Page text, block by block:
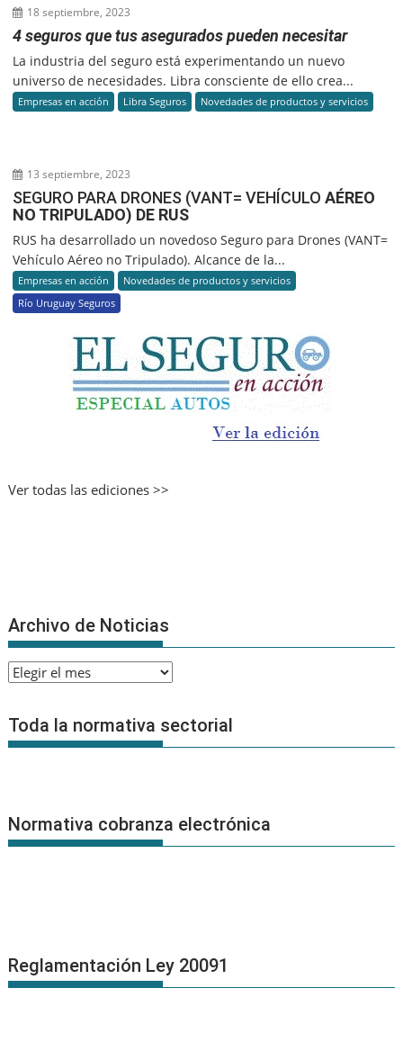
18 septiembre, 2023
4 seguros que tus asegurados pueden necesitar
La industria del seguro está experimentando un nuevo
universo de necesidades. Libra consciente de ello crea...
Empresas en acción Libra Seguros Novedades de productos y servicios
13 septiembre, 2023
SEGURO PARA DRONES (VANT= VEHÍCULOAÉREO
NO TRIPULADO) DE RUS
RUS ha desarrollado un novedoso Seguro para Drones (VANT=
Vehículo Aéreo no Tripulado). Alcance de la...
Empresas en acción
Novedades de productos y servicios
Río Uruguay Seguros
Ver todas las ediciones >>
Archivo de Noticias
Archivo
Noticias
Toda la normativa sectorial
Normativa cobranza electrónica
Reglamentación Ley 20091